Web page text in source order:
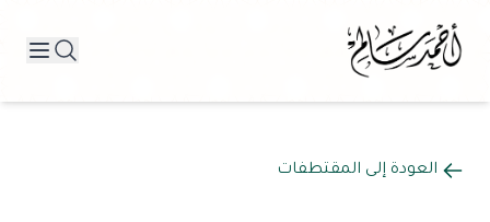
العودة إلى المقتطفات